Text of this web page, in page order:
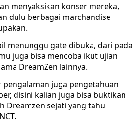
menyaksikan konser mereka,
dulu berbagai marchandise
menunggu gate dibuka, dari pada
juga bisa mencoba ikut ujian
DreamZen lainnya.
pengalaman juga pengetahuan
disini kalian juga bisa buktikan
Dreamzen sejati yang tahu